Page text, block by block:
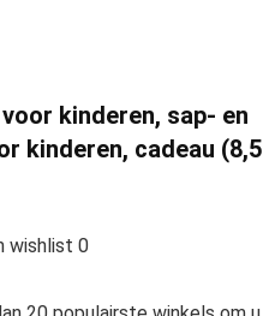
kinderen, sap- en
kinderen, cadeau (8,5
wishlist 0